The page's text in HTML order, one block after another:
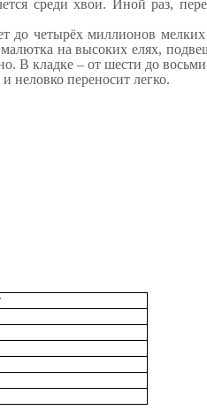
среди хвои. Иной раз,
до четырёх миллионов
на высоких елях,
В кладке – от шести до
неловко переносит легко.